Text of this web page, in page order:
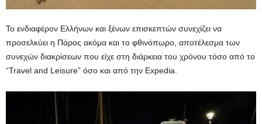
Το ενδιαφέρον Ελλήνων και ξένων επισκεπτών συνεχίζει να
προσελκύει η Πάρος ακόμα και το φθινόπωρο, αποτέλεσμα των
συνεχών διακρίσεων που είχε στη διάρκεια του χρόνου τόσο από το
“Travel and Leisure” όσο και από την Expedia.